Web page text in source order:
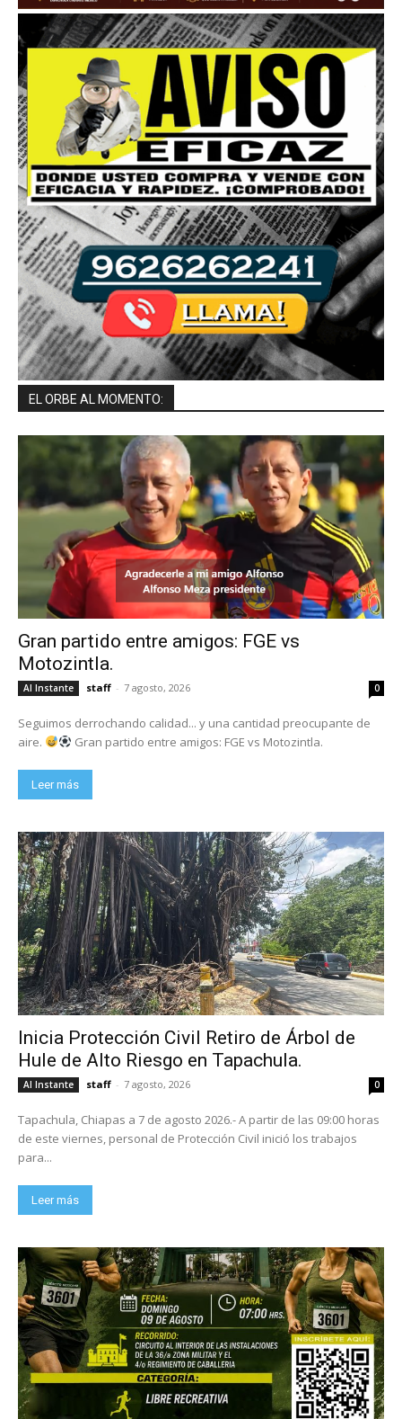
EL ORBE AL MOMENTO:
Gran partido entre amigos: FGE vs
Motozintla.
Al Instante staff - 7 agosto, 2026 0
Seguimos derrochando calidad... y una cantidad preocupante de
aire.
Gran partido entre amigos: FGE vs Motozintla.
Leer más
Inicia Protección Civil Retiro de Árbol de
Hule de Alto Riesgo en Tapachula.
Al Instante staff - 7 agosto, 2026 0
Tapachula, Chiapas a 7 de agosto 2026.- A partir de las 09:00 horas
de este viernes, personal de Protección Civil inició los trabajos
para...
Leer más